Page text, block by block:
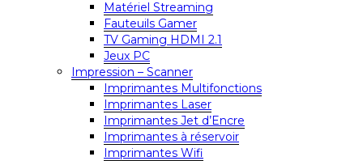
Matériel Streaming
Fauteuils Gamer
TV Gaming HDMI 2.1
Jeux PC
Impression – Scanner
Imprimantes Multifonctions
Imprimantes Laser
Imprimantes Jet d’Encre
Imprimantes à réservoir
Imprimantes Wifi